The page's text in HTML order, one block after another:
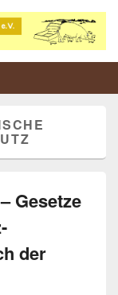
für
e.V.
Gesetze
der